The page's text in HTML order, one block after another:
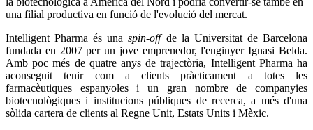
una filial productiva en funció de l'evolució del mercat.
Intelligent Pharma és unaspin-offde la Universitat de Barcelona
fundada en 2007 per un jove emprenedor, l'enginyer Ignasi Belda.
Amb poc més de quatre anys de trajectòria, Intelligent Pharma ha
aconseguit tenir com a clients pràcticament a totes les
farmacèutiques espanyoles i un gran nombre de companyies
biotecnològiques i institucions públiques de recerca, a més d'una
sòlida cartera de clients al Regne Unit, Estats Units i Mèxic.